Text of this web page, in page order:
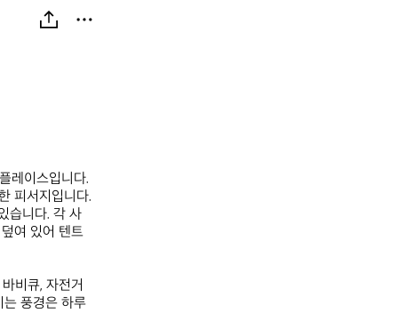
레이스입니다.
피서지입니다.
습니다. 각 사
여 있어 텐트
비큐, 자전거
는 풍경은 하루